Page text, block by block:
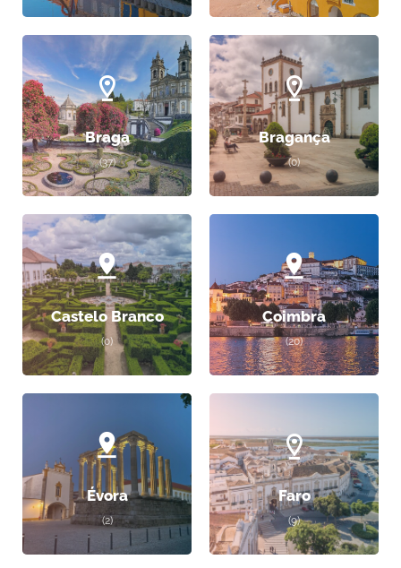
Braga
(37)
Bragança
(0)
Castelo Branco
(0)
Coimbra
(20)
Évora
(2)
Faro
(9)